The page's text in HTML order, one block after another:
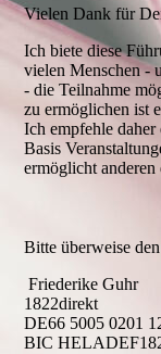
Vielen Dank für
Ich biete diese
vielen Menschen -
- die Teilnahme
zu ermöglichen ist
Ich empfehle
Basis
ermöglicht
Bitte überweise
Friederike Guhr
1822direkt
DE66 5005 0201
BIC